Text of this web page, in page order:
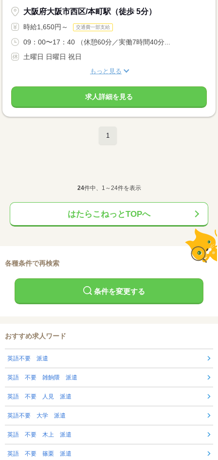
大阪府大阪市西区/本町駅（徒歩 5分）
時給1,650円～ 交通費一部支給
09：00〜17：40 （休憩60分／実働7時間40分...
土曜日 日曜日 祝日
もっと見る
求人詳細を見る
1
24件中、1～24件を表示
はたらこねっとTOPへ
各種条件で再検索
条件を変更する
おすすめ求人ワード
英語不要 派遣
英語 不要 雑餉隈 派遣
英語 不要 人見 派遣
英語不要 大学 派遣
英語 不要 木上 派遣
英語 不要 篠栗 派遣